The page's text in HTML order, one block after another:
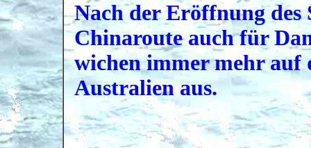
Nach der Eröffnung des
Chinaroute auch für
wichen immer mehr auf
Australien aus.